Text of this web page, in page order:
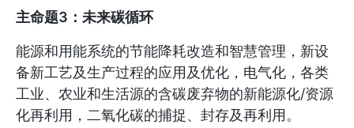
主命题3：未来碳循环
能源和用能系统的节能降耗改造和智慧管理，新设
备新工艺及生产过程的应用及优化，电气化，各类
工业、农业和生活源的含碳废弃物的新能源化/资源
化再利用，二氧化碳的捕捉、封存及再利用。